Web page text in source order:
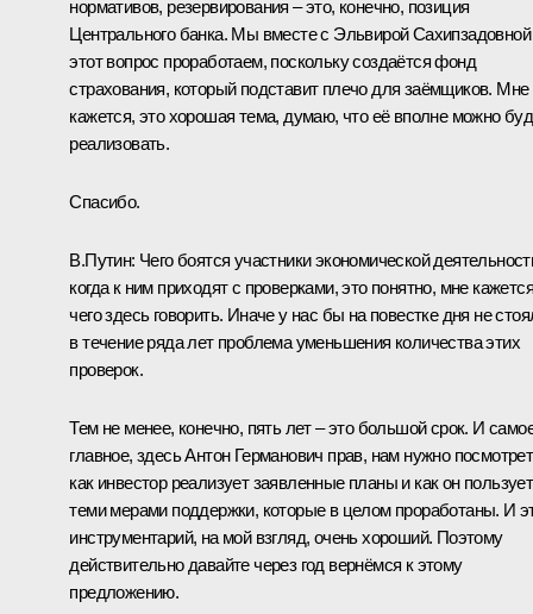
нормативов, резервирования – это, конечно, позиция
Центрального банка. Мы вместе с Эльвирой Сахипзадовной
этот вопрос проработаем, поскольку создаётся фонд
страхования, который подставит плечо для заёмщиков. Мне
кажется, это хорошая тема, думаю, что её вполне можно
реализовать.
Спасибо.
В.Путин: Чего боятся участники экономической
когда к ним приходят с проверками, это понятно, мне
чего здесь говорить. Иначе у нас бы на повестке дня не
в течение ряда лет проблема уменьшения количества этих
проверок.
Тем не менее, конечно, пять лет – это большой срок. И
главное, здесь Антон Германович прав, нам нужно
как инвестор реализует заявленные планы и как он
теми мерами поддержки, которые в целом проработаны. И
инструментарий, на мой взгляд, очень хороший. Поэтому
действительно давайте через год вернёмся к этому
предложению.